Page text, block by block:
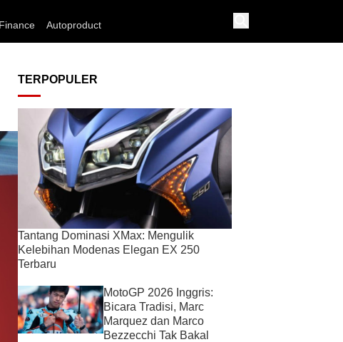
Autoproduct
TERPOPULER
Tantang Dominasi XMax: Mengulik
Kelebihan Modenas Elegan EX 250
Terbaru
MotoGP 2026 Inggris:
Bicara Tradisi, Marc
Marquez dan Marco
Bezzecchi Tak Bakal